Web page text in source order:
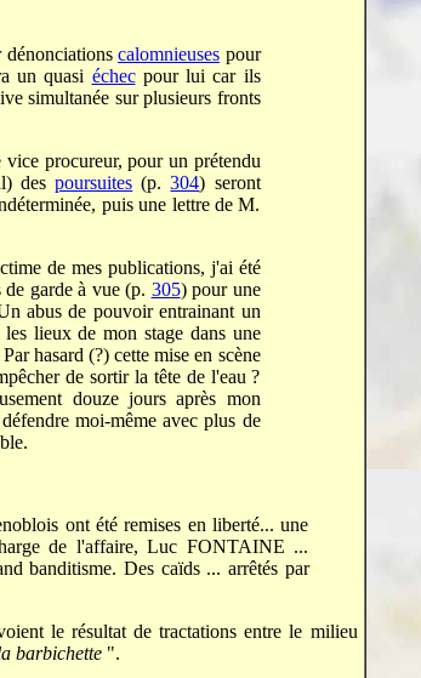
dénonciationscalomnieuses pour
un quasi échecpour lui car ils
simultanée sur plusieurs fronts
procureur, pour un prétendu
despoursuites (p.304) seront
puis une lettre de M.
de mes publications, j'ai été
garde à vue (p. 305) pour une
abus de pouvoir entrainant un
lieux de mon stage dans une
hasard (?) cette mise en scène
de sortir la tête de l'eau ?
douze jours après mon
moi-même avec plus de
ont été remises en liberté... une
de l'affaire, Luc FONTAINE ...
banditisme. Des caïds ... arrêtés par
le résultat de tractations entre le milieu
barbichette ".